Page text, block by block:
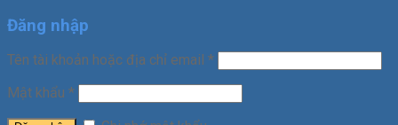
Đăng nhập
Tên tài khoản hoặc địa chỉ email *
Mật khẩu *